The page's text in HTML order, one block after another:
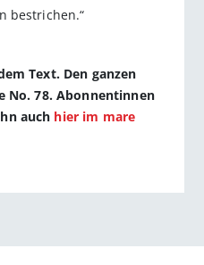
bestrichen.“
Text. Den ganzen
No. 78. Abonnentinnen
auch hier im mare